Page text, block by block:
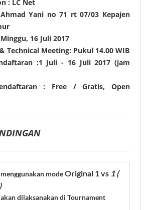
: LC Net
Yani no 71 rt 07/03 Kepajen
Minggu, 16 Juli 2017
Technical Meeting: Pukul 14.00 WIB
:1 Juli - 16 Juli 2017 (jam
: Free / Gratis, Open
modeOriginal 1 vs 1 (
dilaksanakan di Tournament